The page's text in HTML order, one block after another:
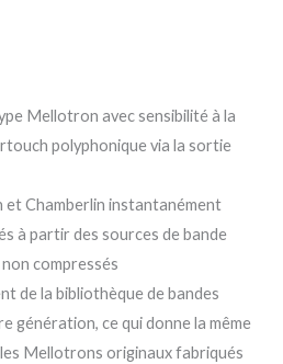
Mellotron avec sensibilité à la
polyphonique via la sortie
Chamberlin instantanément
à partir des sources de bande
compressés
de la bibliothèque de bandes
génération, ce qui donne la même
Mellotrons originaux fabriqués